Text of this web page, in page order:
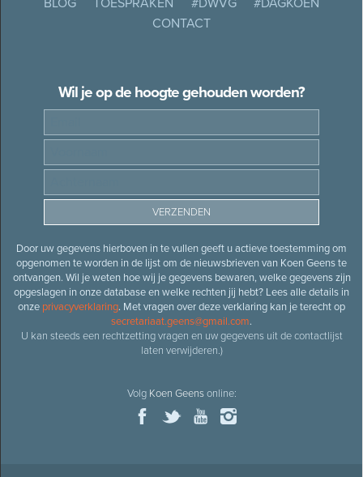
CONTACT
Wil je op de hoogte gehouden worden?
Door uw gegevens hierboven in te vullen geeft u actieve toestemming om
opgenomen te worden in de lijst om de nieuwsbrieven van Koen Geens te
ontvangen. Wil je weten hoe wij je gegevens bewaren, welke gegevens zijn
opgeslagen in onze database en welke rechten jij hebt? Lees alle details in
onze privacyverklaring. Met vragen over deze verklaring kan je terecht op
secretariaat.geens@gmail.com.
U kan steeds een rechtzetting vragen en uw gegevens uit de contactlijst
laten verwijderen.)
Volg Koen Geensonline: